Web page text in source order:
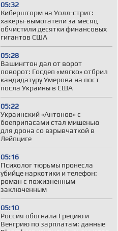
05:32
Кибершторм на Уолл-стрит:
хакеры-вымогатели за месяц
обчистили десятки финансовых
гигантов США
05:28
Вашингтон дал от ворот
поворот: Госдеп «мягко» отбрил
кандидатуру Умерова на пост
посла Украины в США
05:22
Украинский «Антонов» с
боеприпасами стал мишенью
для дрона со взрывчаткой в
Лейпциге
05:16
Психолог тюрьмы пронесла
убийце наркотики и телефон:
роман с пожизненным
заключенным
05:10
Россия обогнала Грецию и
Венгрию по зарплатам: данные